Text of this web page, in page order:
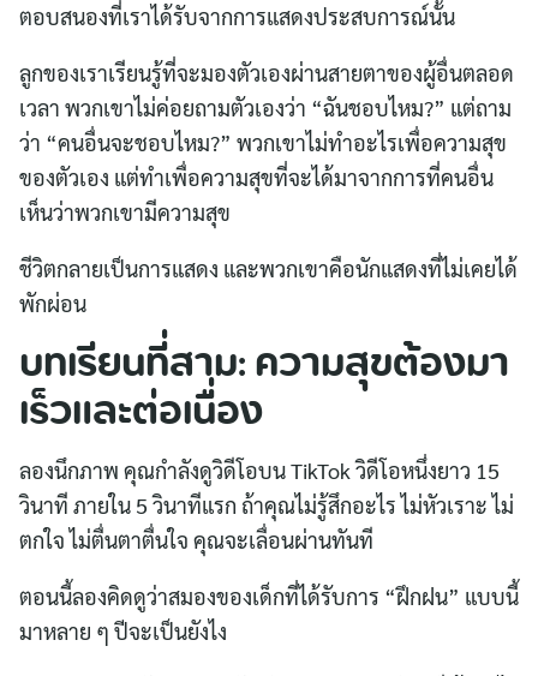
ตอบสนองที่เราได้รับจากการแสดงประสบการณ์นั้น
ลูกของเราเรียนรู้ที่จะมองตัวเองผ่านสายตาของผู้อื่นตลอด
เวลา พวกเขาไม่ค่อยถามตัวเองว่า “ฉันชอบไหม?” แต่ถาม
ว่า “คนอื่นจะชอบไหม?” พวกเขาไม่ทำอะไรเพื่อความสุข
ของตัวเอง แต่ทำเพื่อความสุขที่จะได้มาจากการที่คนอื่น
เห็นว่าพวกเขามีความสุข
ชีวิตกลายเป็นการแสดง และพวกเขาคือนักแสดงที่ไม่เคยได้
พักผ่อน
บทเรียนที่สาม: ความสุขต้องมา
เร็วและต่อเนื่อง
ลองนึกภาพ คุณกำลังดูวิดีโอบน TikTok วิดีโอหนึ่งยาว 15
วินาที ภายใน 5 วินาทีแรก ถ้าคุณไม่รู้สึกอะไร ไม่หัวเราะ ไม่
ตกใจ ไม่ตื่นตาตื่นใจ คุณจะเลื่อนผ่านทันที
ตอนนี้ลองคิดดูว่าสมองของเด็กที่ได้รับการ “ฝึกฝน” แบบนี้
มาหลาย ๆ ปีจะเป็นยังไง